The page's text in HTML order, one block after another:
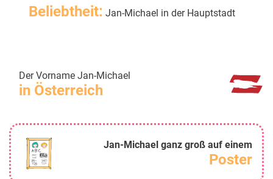
Beliebtheit: Jan-Michael in der Hauptstadt
Der Vorname Jan-Michael
in Österreich
Jan-Michael ganz groß auf einem
Poster